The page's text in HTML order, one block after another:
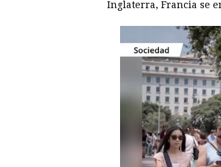
Inglaterra, Francia se